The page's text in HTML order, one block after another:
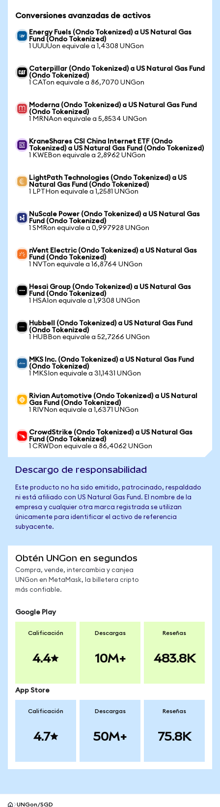
Conversiones avanzadas de activos
Energy Fuels (Ondo Tokenized) a US Natural Gas
Fund (Ondo Tokenized)
1 UUUUon equivale a 1,4308 UNGon
Caterpillar (Ondo Tokenized) a US Natural Gas Fund
(Ondo Tokenized)
1 CATon equivale a 86,7070 UNGon
Moderna (Ondo Tokenized) a US Natural Gas Fund
(Ondo Tokenized)
1 MRNAon equivale a 5,8534 UNGon
KraneShares CSI China Internet ETF (Ondo
Tokenized) a US Natural Gas Fund (Ondo Tokenized)
1 KWEBon equivale a 2,8962 UNGon
LightPath Technologies (Ondo Tokenized) a US
Natural Gas Fund (Ondo Tokenized)
1 LPTHon equivale a 1,2581 UNGon
NuScale Power (Ondo Tokenized) a US Natural Gas
Fund (Ondo Tokenized)
1 SMRon equivale a 0,997928 UNGon
nVent Electric (Ondo Tokenized) a US Natural Gas
Fund (Ondo Tokenized)
1 NVTon equivale a 16,8764 UNGon
Hesai Group (Ondo Tokenized) a US Natural Gas
Fund (Ondo Tokenized)
1 HSAIon equivale a 1,9308 UNGon
Hubbell (Ondo Tokenized) a US Natural Gas Fund
(Ondo Tokenized)
1 HUBBon equivale a 52,7266 UNGon
MKS Inc. (Ondo Tokenized) a US Natural Gas Fund
(Ondo Tokenized)
1 MKSIon equivale a 31,1431 UNGon
Rivian Automotive (Ondo Tokenized) a US Natural
Gas Fund (Ondo Tokenized)
1 RIVNon equivale a 1,6371 UNGon
CrowdStrike (Ondo Tokenized) a US Natural Gas
Fund (Ondo Tokenized)
1 CRWDon equivale a 86,4062 UNGon
Descargo de responsabilidad
Este producto no ha sido emitido, patrocinado, respaldado
ni está afiliado con US Natural Gas Fund. El nombre de la
empresa y cualquier otra marca registrada se utilizan
únicamente para identificar el activo de referencia
subyacente.
Obtén UNGon en segundos
Compra, vende, intercambia y canjea
UNGon en MetaMask, la billetera cripto
más confiable.
Google Play
Calificación
4.4
Descargas
10M+
Reseñas
483.8K
App Store
Calificación
4.7
Descargas
50M+
Reseñas
75.8K
UNGon/SGD